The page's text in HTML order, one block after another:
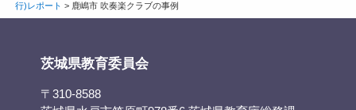
行)レポート > 鹿嶋市 吹奏楽クラブの事例
茨城県教育委員会
〒310-8588